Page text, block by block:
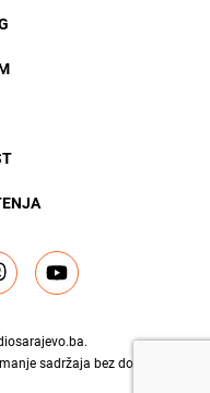
.
sadržaja bez dozvole